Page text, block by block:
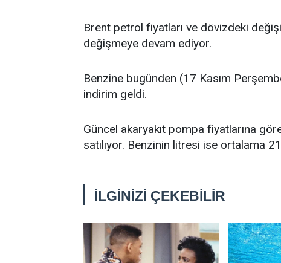
Brent petrol fiyatları ve dövizdeki
değişmeye devam ediyor.
Benzine bugünden (17 Kasım
indirim geldi.
Güncel akaryakıt pompa fiyatlarına
satılıyor. Benzinin litresi ise ortalama